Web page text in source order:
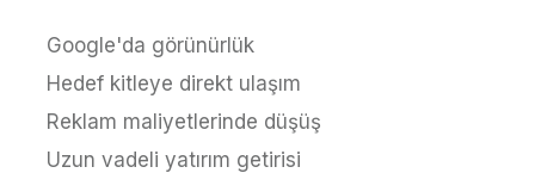
Google'da görünürlük
Hedef kitleye direkt ulaşım
Reklam maliyetlerinde düşüş
Uzun vadeli yatırım getirisi